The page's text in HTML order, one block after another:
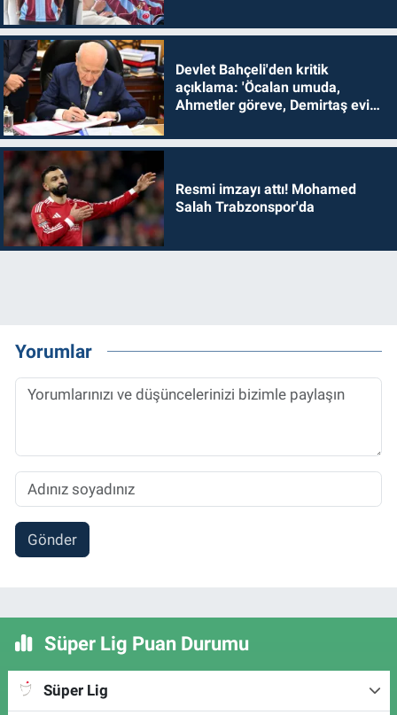
Devlet Bahçeli'den kritik
açıklama: 'Öcalan umuda,
Ahmetler göreve, Demirtaş evine
Resmi imzayı attı! Mohamed
Salah Trabzonspor'da
Yorumlar
Gönder
Süper Lig Puan Durumu
Süper Lig